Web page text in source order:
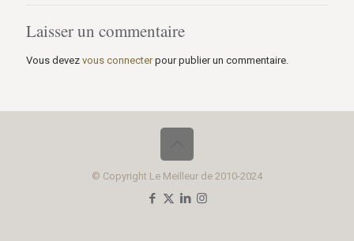
Laisser un commentaire
Vous devez vous connecterpour publier un commentaire.
© Copyright Le Meilleur de 2010-2024